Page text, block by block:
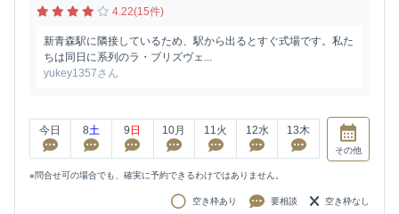
4.22(15件)
新青森駅に隣接しているため、駅から出るとすぐ式場です。私た
ちは同日に系列のラ・ブリズヴェ...
yukey1357さん
今日 8土 9 日 10月 11火 12水 13木
その他
※問合せ可の場合でも、確実に予約できるわけではありません。
空き枠あり 要相談 空き枠なし